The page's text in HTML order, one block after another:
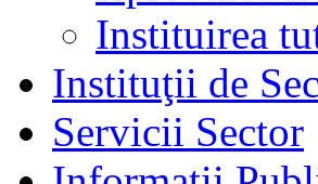
Instituirea
Instituţii de
Servicii Sector